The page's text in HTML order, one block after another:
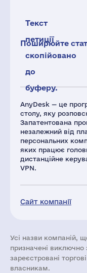
AnyDesk — це
столу, яку
Запатентована
незалежний від
персональних
яких працює
дистанційне
VPN.
Сайт компанії
Текст
петиції
скопійовано
до
буферу.
Поширюйте
Усі назви компаній,
призначені виключно
зареєстровані
власникам.